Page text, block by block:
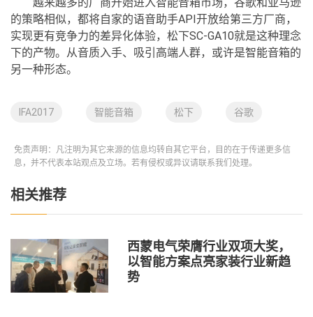
越来越多的厂商开始进入智能音箱市场，谷歌和亚马逊
的策略相似，都将自家的语音助手API开放给第三方厂商，
实现更有竞争力的差异化体验，松下SC-GA10就是这种理念
下的产物。从音质入手、吸引高端人群，或许是智能音箱的
另一种形态。
IFA2017 智能音箱 松下 谷歌
免责声明：凡注明为其它来源的信息均转自其它平台，目的在于传递更多信
息，并不代表本站观点及立场。若有侵权或异议请联系我们处理。
相关推荐
西蒙电气荣膺行业双项大奖，
以智能方案点亮家装行业新趋
势